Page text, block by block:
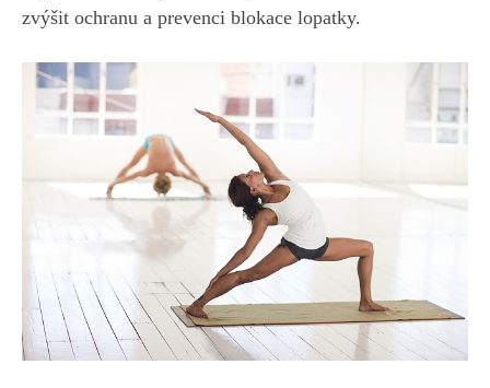
zvýšit ochranu a prevenci blokace lopatky.